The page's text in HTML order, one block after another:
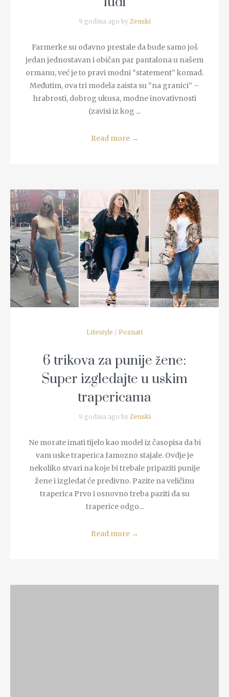
9 godina ago by Zenski
Farmerke su odavno prestale da bude samo još
jedan jednostavan i običan par pantalona u našem
ormanu, već je to pravi modni “statement” komad.
Međutim, ova tri modela zaista su “na granici” –
hrabrosti, dobrog ukusa, modne inovativnosti
(zavisi iz kog ...
Read more →
READ MORE
Lifestyle / Poznati
6 trikova za punije žene:
Super izgledajte u uskim
trapericama
9 godina ago by Zenski
Ne morate imati tijelo kao model iz časopisa da bi
vam uske traperica famozno stajale. Ovdje je
nekoliko stvari na koje bi trebale pripaziti punije
žene i izgledat će predivno. Pazite na veličinu
traperica Prvo i osnovno treba paziti da su
traperice odgo...
Read more →